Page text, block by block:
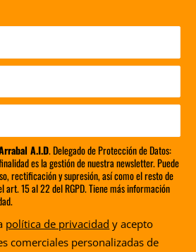
A.I.D. Delegado de Protección de Datos:
es la gestión de nuestra newsletter. Puede
rectificación y supresión, así como el resto de
art. 15 al 22 del RGPD. Tiene más información
política de privacidad y acepto
comerciales personalizadas de